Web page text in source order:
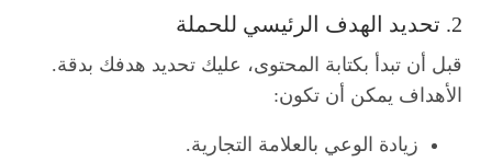
2. تحديد الهدف الرئيسي للحملة
قبل أن تبدأ بكتابة المحتوى، عليك تحديد هدفك بدقة.
الأهداف يمكن أن تكون:
زيادة الوعي بالعلامة التجارية.